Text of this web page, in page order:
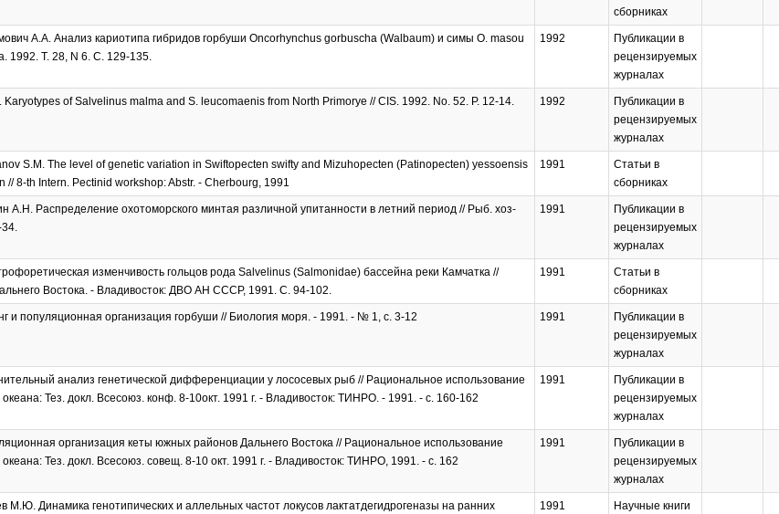
сборниках
А.А. Анализ кариотипа гибридов горбуши Oncorhynchus gorbuscha (Walbaum) и симы O. masou
1992. Т. 28, N 6. С. 129-135.
1992
Публикации в
рецензируемых
журналах
Karyotypes of Salvelinus malma and S. leucomaenis from North Primorye // CIS. 1992. No. 52. P. 12-14. 1992
Публикации в
рецензируемых
журналах
S.M. The level of genetic variation in Swiftopecten swifty and Mizuhopecten (Patinopecten) yessoensis
// 8-th Intern. Pectinid workshop: Abstr. - Cherbourg, 1991
1991
Статьи в
сборниках
А.Н. Распределение охотоморского минтая различной упитанности в летний период // Рыб. хоз-
1991
Публикации в
рецензируемых
журналах
изменчивость гольцов рода Salvelinus (Salmonidae) бассейна реки Камчатка //
Востока. - Владивосток: ДВО АН СССР, 1991. С. 94-102.
1991
Статьи в
сборниках
и популяционная организация горбуши // Биология моря. - 1991. - № 1, с. 3-12 1991
Публикации в
рецензируемых
журналах
анализ генетической дифференциации у лососевых рыб // Рациональное использование
океана: Тез. докл. Всесоюз. конф. 8-10окт. 1991 г. - Владивосток: ТИНРО. - 1991. - с. 160-162
1991
Публикации в
рецензируемых
журналах
организация кеты южных районов Дальнего Востока // Рациональное использование
океана: Тез. докл. Всесоюз. совещ. 8-10 окт. 1991 г. - Владивосток: ТИНРО, 1991. - с. 162
1991
Публикации в
рецензируемых
журналах
М.Ю. Динамика генотипических и аллельных частот локусов лактатдегидрогеназы на ранних
1991
Научные книги